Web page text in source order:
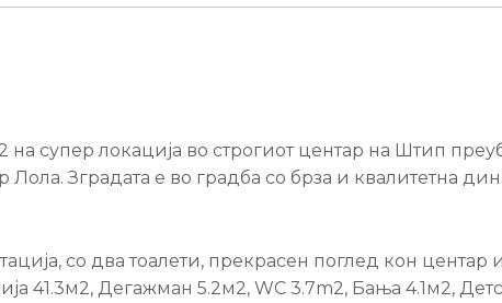
супер локација во строгиот центар на Штип
Зградата е во градба со брза и квалитетна
со два тоалети, прекрасен поглед кон центар
41.3м2, Дегажман 5.2м2, WC 3.7m2, Бања 4.1м2,